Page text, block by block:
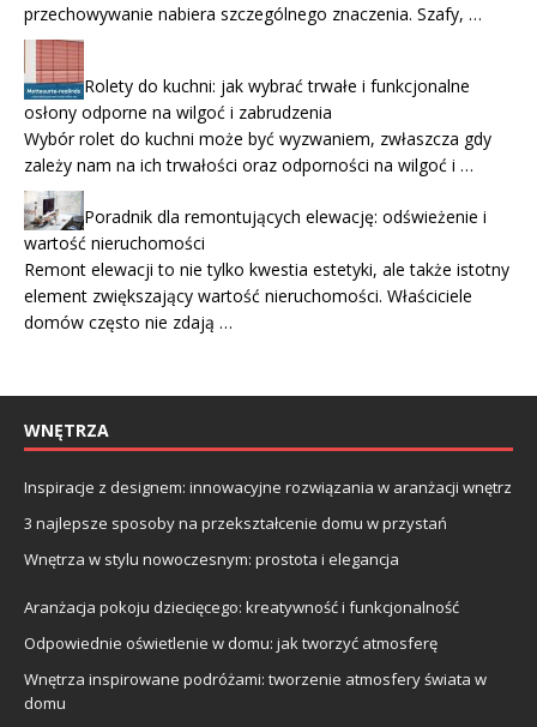
przechowywanie nabiera szczególnego znaczenia. Szafy, …
Rolety do kuchni: jak wybrać trwałe i funkcjonalne
osłony odporne na wilgoć i zabrudzenia
Wybór rolet do kuchni może być wyzwaniem, zwłaszcza gdy
zależy nam na ich trwałości oraz odporności na wilgoć i …
Poradnik dla remontujących elewację: odświeżenie i
wartość nieruchomości
Remont elewacji to nie tylko kwestia estetyki, ale także istotny
element zwiększający wartość nieruchomości. Właściciele
domów często nie zdają …
WNĘTRZA
Inspiracje z designem: innowacyjne rozwiązania w aranżacji wnętrz
3 najlepsze sposoby na przekształcenie domu w przystań
Wnętrza w stylu nowoczesnym: prostota i elegancja
Aranżacja pokoju dziecięcego: kreatywność i funkcjonalność
Odpowiednie oświetlenie w domu: jak tworzyć atmosferę
Wnętrza inspirowane podróżami: tworzenie atmosfery świata w
domu